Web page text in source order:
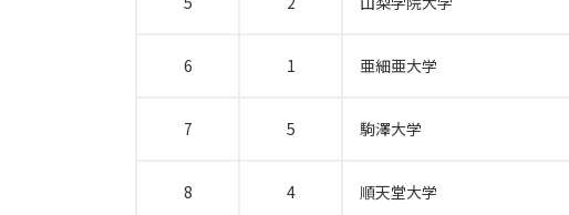
6 1 亜細亜大学
7 5 駒澤大学
8 4 順天堂大学